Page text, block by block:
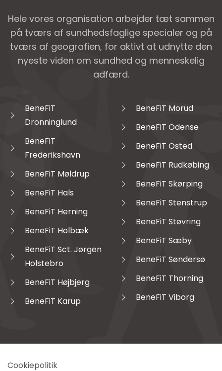
Hele vores organisation arbejder tæt sammen
på tværs af sundhedsfaglige specialer og på
tværs af geografien, for aktivt at udnytte den
nyeste viden om sundhed og menneskelig
adfærd.
BeneFiT
Dronninglund
BeneFiT
Frederikshavn
BeneFiT Møldrup
BeneFiT Hals
BeneFiT Herning
BeneFiT Holbæk
BeneFiT Sct. Jørgen
Holstebro
BeneFiT Højbjerg
BeneFiT Karup
BeneFiT Morud
BeneFiT Odense
BeneFiT Osted
BeneFiT Rudkøbing
BeneFiT Skørping
BeneFiT Stenstrup
BeneFiT Støvring
BeneFiT Sæby
BeneFiT Søndersø
BeneFiT Thorning
BeneFiT Viborg
Cookiepolitik